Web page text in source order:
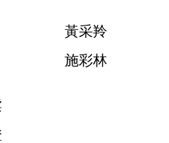
黃采羚
施彩林